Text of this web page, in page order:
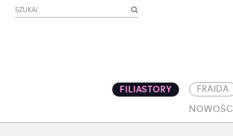
FILIASTORY FRAJDA
NOWOŚCI